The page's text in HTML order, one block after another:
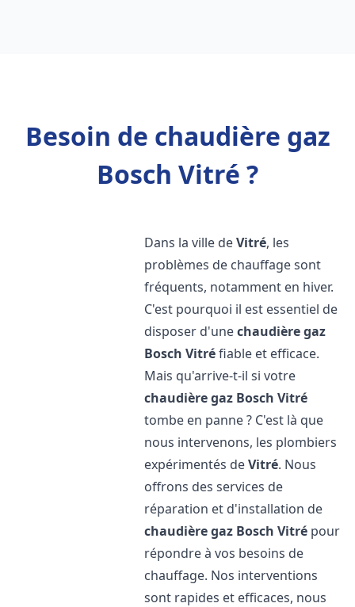
Besoin de chaudière gaz
Bosch Vitré ?
Dans la ville deVitré, les
problèmes de chauffage sont
fréquents, notamment en hiver.
C'est pourquoi il est essentiel de
disposer d'unechaudière gaz
Bosch Vitréfiable et efficace.
Mais qu'arrive-t-il si votre
chaudière gaz Bosch Vitré
tombe en panne ? C'est là que
nous intervenons, les plombiers
expérimentés deVitré. Nous
offrons des services de
réparation et d'installation de
chaudière gaz Bosch Vitré pour
répondre à vos besoins de
chauffage. Nos interventions
sont rapides et efficaces, nous